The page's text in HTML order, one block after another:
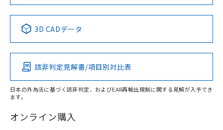
Pb Hg Cd Cr(VI)
O
在庫等で未対応品が混在する可能性があります。
No No No No
この製品の規格認証/適合状況ページへ
その他の認証はこちらのページからご検索ください
3D CADデータ
該非判定見解書/項目別対比表
日本の外為法に基づく該非判定、およびEAR再輸出規制に関する見解が入手でき
ます。
オンライン購入